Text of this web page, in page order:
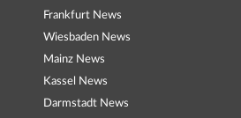
Frankfurt News
Wiesbaden News
Mainz News
Kassel News
Darmstadt News